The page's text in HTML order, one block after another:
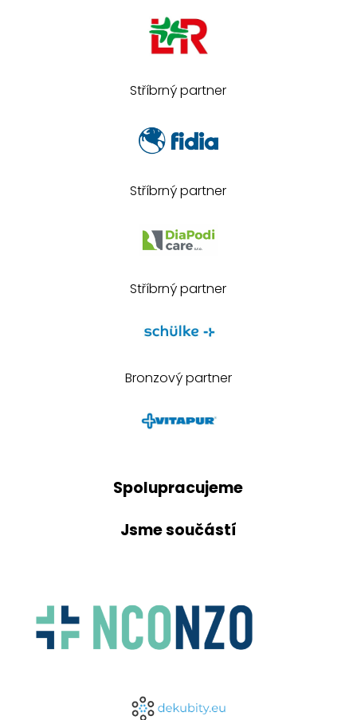
Stříbrný partner
Stříbrný partner
Stříbrný partner
Bronzový partner
Spolupracujeme
Jsme součástí